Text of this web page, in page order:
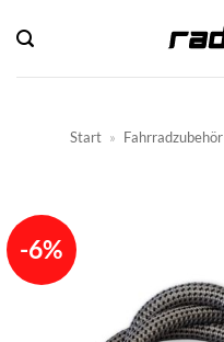
Inhalt
springen
Start » Fahrradzubehör
-6%